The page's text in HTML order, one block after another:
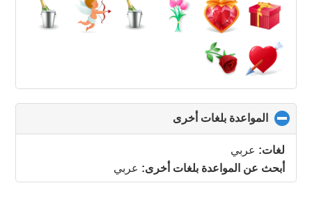
contents
المواعدة بلغات أخرى
to
contents
لغات: عربي
أبحث عن المواعدة بلغات أخرى: عربي